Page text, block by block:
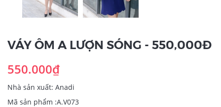
VÁY ÔM A LƯỢN SÓNG - 550,000Đ
550.000₫
Nhà sản xuất: Anadi
Mã sản phẩm :A.V073